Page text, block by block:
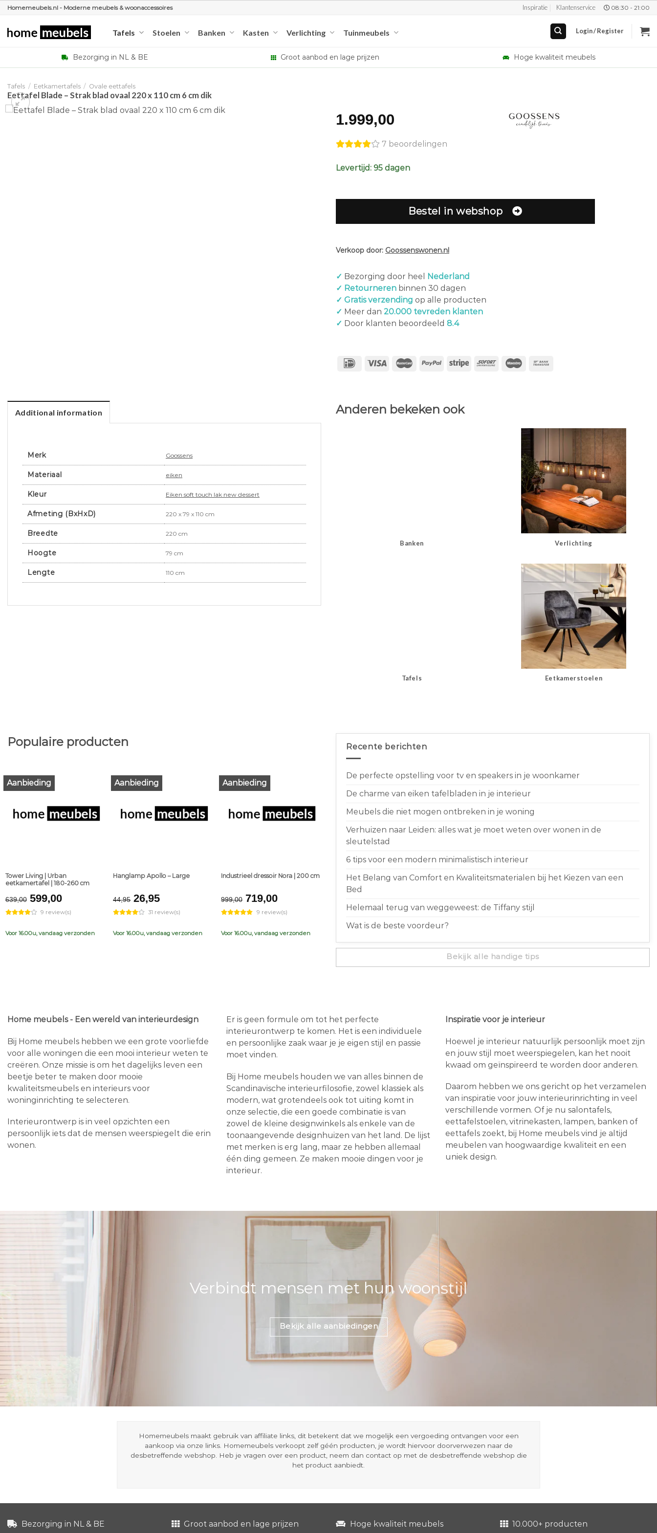
Ga
inhoud
Homemeubels.nl - Moderne meubels & woonaccessoires Inspiratie Klantenservice 08:30 - 21:00
Tafels Stoelen Banken Kasten Verlichting Tuinmeubels Login / Register
Bezorging in NL & BE Groot aanbod en lage prijzen Hoge kwaliteit meubels
Tafels / Eetkamertafels / Ovale eettafels
Eettafel Blade – Strak blad ovaal 220 x 110 cm 6 cm dik
1.999,00
7 beoordelingen
Levertijd: 95 dagen
Bestel in webshop
Verkoop door: Goossenswonen.nl
✓ Bezorging door heel
Nederland
✓ Retourneren binnen 30 dagen
✓ Gratis verzending op alle producten
✓ Meer dan 20.000 tevreden klanten
✓ Door klanten beoordeeld 8.4
Additional information
Merk Goossens
Materiaal eiken
Kleur Eiken soft touch lak new dessert
Afmeting (BxHxD) 220 x 79 x 110 cm
Breedte 220 cm
Hoogte 79 cm
Lengte 110 cm
Anderen bekeken ook
Banken Verlichting
Tafels Eetkamerstoelen
Populaire producten
Aanbieding
Tower Living | Urban
eetkamertafel | 180-260 cm
639,00 Original
price
was:
€639,00.
599,00Current
price
is:
€599,00.
9 review(s)
Voor 16.00u, vandaag verzonden
Aanbieding
Hanglamp Apollo – Large
44,95 Original
price
was:
€44,95.
26,95Current
price
is:
€26,95.
31 review(s)
Voor 16.00u, vandaag verzonden
Aanbieding
Industrieel dressoir Nora | 200 cm
999,00 Original
price
was:
€999,00.
719,00Current
price
is:
€719,00.
9 review(s)
Voor 16.00u, vandaag verzonden
Recente berichten
De perfecte opstelling voor tv en speakers in je woonkamer
De charme van eiken tafelbladen in je interieur
Meubels die niet mogen ontbreken in je woning
Verhuizen naar Leiden: alles wat je moet weten over wonen in de
sleutelstad
6 tips voor een modern minimalistisch interieur
Het Belang van Comfort en Kwaliteitsmaterialen bij het Kiezen van een
Bed
Helemaal terug van weggeweest: de Tiffany stijl
Wat is de beste voordeur?
Bekijk alle handige tips
Home meubels - Een wereld van interieurdesign
Bij Home meubels hebben we een grote voorliefde
voor alle woningen die een mooi interieur weten te
creëren. Onze missie is om het dagelijks leven een
beetje beter te maken door mooie
kwaliteitsmeubels en interieurs voor
woninginrichting te selecteren.
Interieurontwerp is in veel opzichten een
persoonlijk iets dat de mensen weerspiegelt die erin
wonen.
Er is geen formule om tot het perfecte
interieurontwerp te komen. Het is een individuele
en persoonlijke zaak waar je je eigen stijl en passie
moet vinden.
Bij Home meubels houden we van alles binnen de
Scandinavische interieurfilosofie, zowel klassiek als
modern, wat grotendeels ook tot uiting komt in
onze selectie, die een goede combinatie is van
zowel de kleine designwinkels als enkele van de
toonaangevende designhuizen van het land. De lijst
met merken is erg lang, maar ze hebben allemaal
één ding gemeen. Ze maken mooie dingen voor je
interieur.
Inspiratie voor je interieur
Hoewel je interieur natuurlijk persoonlijk moet zijn
en jouw stijl moet weerspiegelen, kan het nooit
kwaad om geïnspireerd te worden door anderen.
Daarom hebben we ons gericht op het verzamelen
van inspiratie voor jouw interieurinrichting in veel
verschillende vormen. Of je nu salontafels,
eettafelstoelen, vitrinekasten, lampen, banken of
eettafels zoekt, bij Home meubels vind je altijd
meubelen van hoogwaardige kwaliteit en een
uniek design.
Verbindt mensen met hun woonstijl
Bekijk alle aanbiedingen
Homemeubels maakt gebruik van affiliate links, dit betekent dat we mogelijk een vergoeding ontvangen voor een
aankoop via onze links. Homemeubels verkoopt zelf géén producten, je wordt hiervoor doorverwezen naar de
desbetreffende webshop. Heb je vragen over een product, neem dan contact op met de desbetreffende webshop die
het product aanbiedt.
Bezorging in NL & BE Groot aanbod en lage prijzen Hoge kwaliteit meubels 10.000+ producten